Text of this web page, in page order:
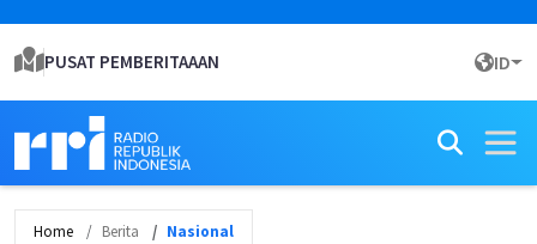
PUSAT PEMBERITAAAN ID
Home Berita Nasional